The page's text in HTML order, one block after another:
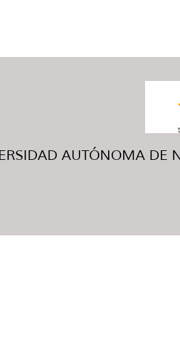
AUTÓNOMA DE